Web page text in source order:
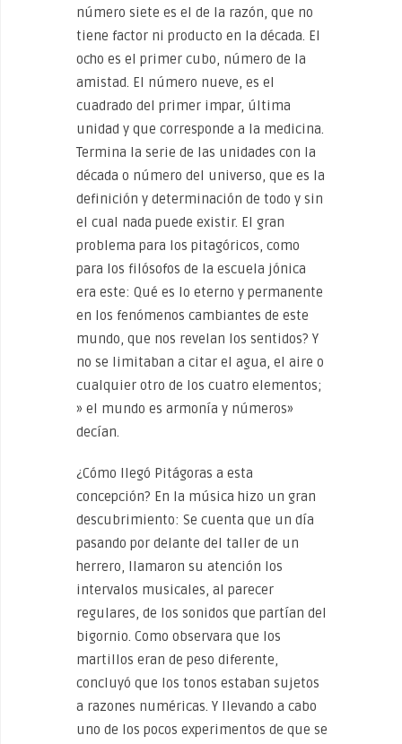
número siete es el de la razón, que no
tiene factor ni producto en la década. El
ocho es el primer cubo, número de la
amistad. El número nueve, es el
cuadrado del primer impar, última
unidad y que corresponde a la medicina.
Termina la serie de las unidades con la
década o número del universo, que es la
definición y determinación de todo y sin
el cual nada puede existir. El gran
problema para los pitagóricos, como
para los filósofos de la escuela jónica
era este: Qué es lo eterno y permanente
en los fenómenos cambiantes de este
mundo, que nos revelan los sentidos? Y
no se limitaban a citar el agua, el aire o
cualquier otro de los cuatro elementos;
» el mundo es armonía y números»
decían.
¿Cómo llegó Pitágoras a esta
concepción? En la música hizo un gran
descubrimiento: Se cuenta que un día
pasando por delante del taller de un
herrero, llamaron su atención los
intervalos musicales, al parecer
regulares, de los sonidos que partían del
bigornio. Como observara que los
martillos eran de peso diferente,
concluyó que los tonos estaban sujetos
a razones numéricas. Y llevando a cabo
uno de los pocos experimentos de que se